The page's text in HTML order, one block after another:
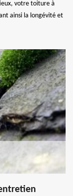
votre toiture à
ainsi la longévité et